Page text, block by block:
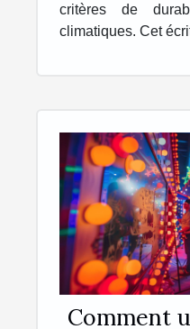
critères de
climatiques. Cet
Comment